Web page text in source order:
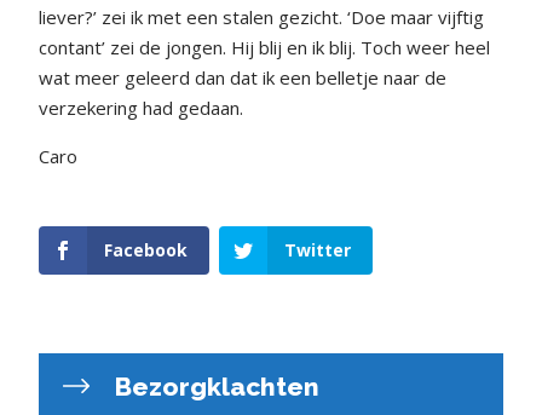
liever?’ zei ik met een stalen gezicht. ‘Doe maar vijftig
contant’ zei de jongen. Hij blij en ik blij. Toch weer heel
wat meer geleerd dan dat ik een belletje naar de
verzekering had gedaan.
Caro
Facebook Twitter
Bezorgklachten